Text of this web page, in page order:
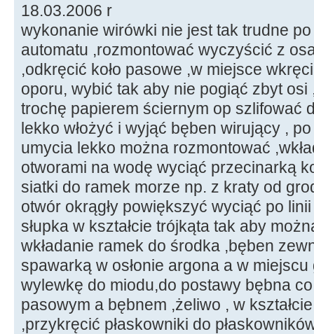
18.03.2006 r
wykonanie wirówki nie jest tak trudne
automatu ,rozmontować wyczyścić z
,odkręcić koło pasowe ,w miejsce
oporu, wybić tak aby nie pogiąć zbyt osi
trochę papierem ściernym op szlifować
lekko włożyć i wyjąć bęben wirujący ,
umycia lekko można rozmontować
otworami na wodę wyciąć przecinarką
siatki do ramek morze np. z kraty od
otwór okrągły powiększyć wyciąć po
słupka w kształcie trójkąta tak aby
wkładanie ramek do środka ,bęben
spawarką w osłonie argona a w miejscu
wylewkę do miodu,do postawy bębna
pasowym a bębnem ,żeliwo , w
,przykręcić płaskowniki do